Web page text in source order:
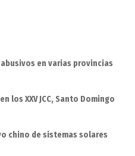
en varias provincias
los XXV JCC, Santo Domingo
chino de sistemas solares